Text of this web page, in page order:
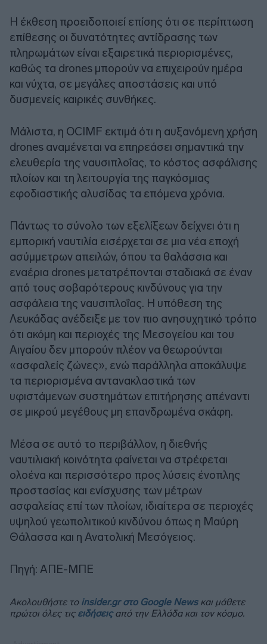
Η έκθεση προειδοποιεί επίσης ότι σε περίπτωση
επίθεσης οι δυνατότητες αντίδρασης των
πληρωμάτων είναι εξαιρετικά περιορισμένες,
καθώς τα drones μπορούν να επιχειρούν ημέρα
και νύχτα, σε μεγάλες αποστάσεις και υπό
δυσμενείς καιρικές συνθήκες.
Μάλιστα, η OCIMF εκτιμά ότι η αυξανόμενη χρήση
drones αναμένεται να επηρεάσει σημαντικά την
ελευθερία της ναυσιπλοΐας, το κόστος ασφάλισης
πλοίων και τη λειτουργία της παγκόσμιας
εφοδιαστικής αλυσίδας τα επόμενα χρόνια.
Πάντως το σύνολο των εξελίξεων δείχνει ότι η
εμπορική ναυτιλία εισέρχεται σε μια νέα εποχή
ασύμμετρων απειλών, όπου τα θαλάσσια και
εναέρια drones μετατρέπονται σταδιακά σε έναν
από τους σοβαρότερους κινδύνους για την
ασφάλεια της ναυσιπλοΐας. Η υπόθεση της
Λευκάδας ανέδειξε με τον πιο ανησυχητικό τρόπο
ότι ακόμη και περιοχές της Μεσογείου και του
Αιγαίου δεν μπορούν πλέον να θεωρούνται
«ασφαλείς ζώνες», ενώ παράλληλα αποκάλυψε
τα περιορισμένα αντανακλαστικά των
υφιστάμενων συστημάτων επιτήρησης απέναντι
σε μικρού μεγέθους μη επανδρωμένα σκάφη.
Μέσα σε αυτό το περιβάλλον, η διεθνής
ναυτιλιακή κοινότητα φαίνεται να στρέφεται
ολοένα και περισσότερο προς λύσεις ένοπλης
προστασίας και ενίσχυσης των μέτρων
ασφαλείας επί των πλοίων, ιδιαίτερα σε περιοχές
υψηλού γεωπολιτικού κινδύνου όπως η Μαύρη
Θάλασσα και η Ανατολική Μεσόγειος.
Πηγή: ΑΠΕ-ΜΠΕ
Ακολουθήστε το insider.gr στο Google Newsκαι μάθετε
πρώτοι όλες τις ειδήσειςαπό την Ελλάδα και τον κόσμο.